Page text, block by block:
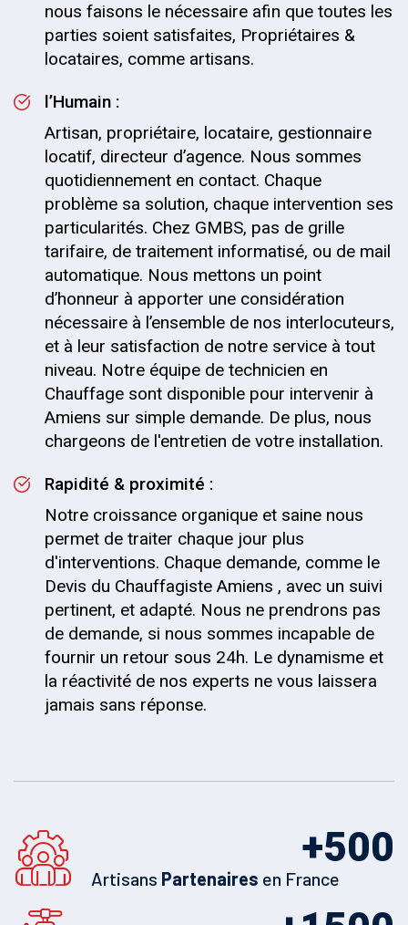
nous faisons le nécessaire afin que toutes les
parties soient satisfaites, Propriétaires &
locataires, comme artisans.
l’Humain :
Artisan, propriétaire, locataire, gestionnaire
locatif, directeur d’agence. Nous sommes
quotidiennement en contact. Chaque
problème sa solution, chaque intervention ses
particularités. Chez GMBS, pas de grille
tarifaire, de traitement informatisé, ou de mail
automatique. Nous mettons un point
d’honneur à apporter une considération
nécessaire à l’ensemble de nos interlocuteurs,
et à leur satisfaction de notre service à tout
niveau. Notre équipe de technicien en
Chauffage sont disponible pour intervenir à
Amiens sur simple demande. De plus, nous
chargeons de l'entretien de votre installation.
Rapidité & proximité :
Notre croissance organique et saine nous
permet de traiter chaque jour plus
d'interventions. Chaque demande, comme le
Devis du Chauffagiste Amiens , avec un suivi
pertinent, et adapté. Nous ne prendrons pas
de demande, si nous sommes incapable de
fournir un retour sous 24h. Le dynamisme et
la réactivité de nos experts ne vous laissera
jamais sans réponse.
500
+
Artisans Partenaires en France